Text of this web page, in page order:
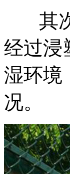
其次
经过浸
湿环境
况。